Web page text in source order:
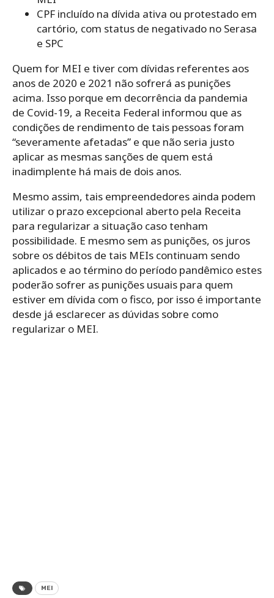
CPF incluído na dívida ativa ou protestado em
cartório, com status de negativado no Serasa
e SPC
Quem for MEI e tiver com dívidas referentes aos
anos de 2020 e 2021 não sofrerá as punições
acima. Isso porque em decorrência da pandemia
de Covid-19, a Receita Federal informou que as
condições de rendimento de tais pessoas foram
“severamente afetadas” e que não seria justo
aplicar as mesmas sanções de quem está
inadimplente há mais de dois anos.
Mesmo assim, tais empreendedores ainda podem
utilizar o prazo excepcional aberto pela Receita
para regularizar a situação caso tenham
possibilidade. E mesmo sem as punições, os juros
sobre os débitos de tais MEIs continuam sendo
aplicados e ao término do período pandêmico estes
poderão sofrer as punições usuais para quem
estiver em dívida com o fisco, por isso é importante
desde já esclarecer as dúvidas sobre como
regularizar o MEI.
MEI